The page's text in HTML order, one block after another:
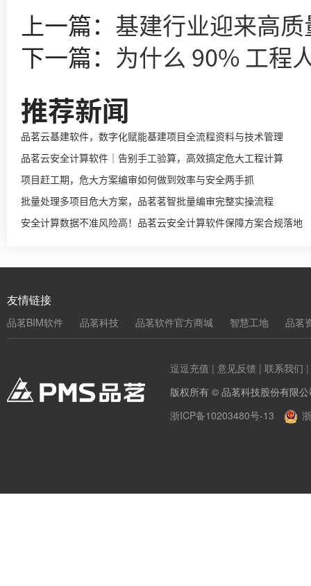
上一篇： 基建行业迎来高
下一篇： 为什么 90% 工程
推荐新闻
品茗云基建软件，数字化赋能基建项目全流程资料与技术管理
品茗云安全计算软件｜告别手工验算，高效搞定危大工程计算
项目赶工期，危大方案编审如何做到效率与安全两手抓
批量处理多项目危大方案，品茗茗智批量编审完整实操流程
安全计算数据不准风险高！品茗云安全计算软件保障方案合规落地
友情链接
品茗BIM软件 品茗科技 品茗软件官方商城 智慧工地 品茗
逗逗充值 | 意见反馈 | 联系我们 |
版权所有 © 品茗科技股份有限
浙ICP备10203480号-13